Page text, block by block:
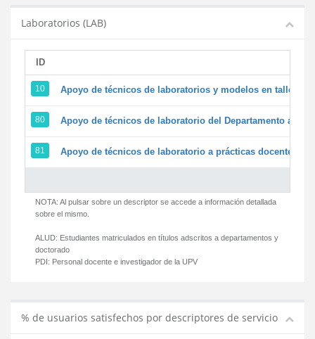
Laboratorios (LAB)
ID
10 Apoyo de técnicos de laboratorios y modelos en
80 Apoyo de técnicos de laboratorio del Departamento a la
81 Apoyo de técnicos de laboratorio a prácticas docentes y
NOTA: Al pulsar sobre un descriptor se accede a información detallada
sobre el mismo.
ALUD: Estudiantes matriculados en títulos adscritos a departamentos y
doctorado
PDI: Personal docente e investigador de la UPV
% de usuarios satisfechos por descriptores de servicio